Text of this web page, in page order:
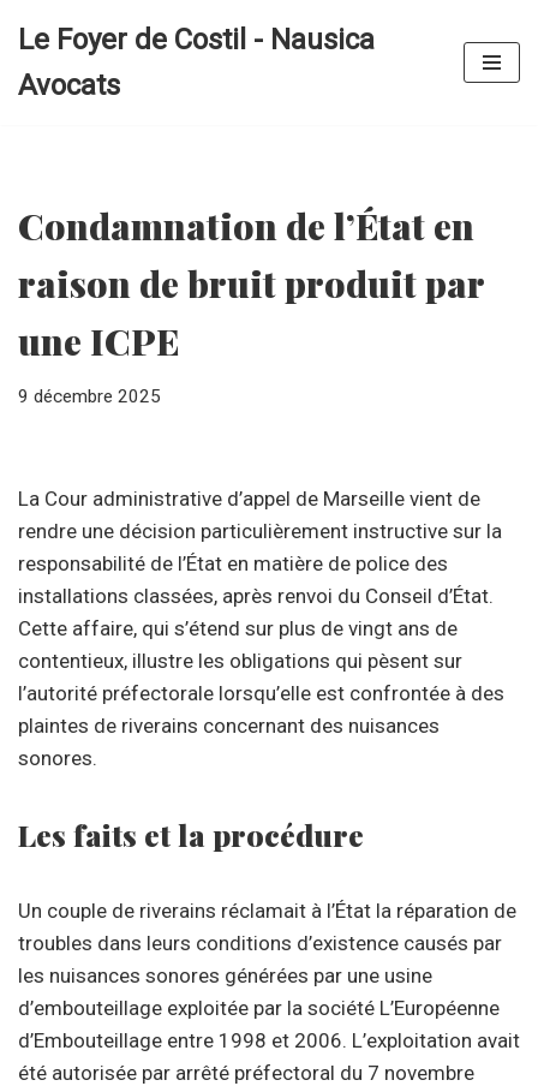
au
Le Foyer de Costil - Nausica
Avocats
Condamnation de l’État en
raison de bruit produit par
une ICPE
9 décembre 2025
La Cour administrative d’appel de Marseille vient de
rendre une décision particulièrement instructive sur la
responsabilité de l’État en matière de police des
installations classées, après renvoi du Conseil d’État.
Cette affaire, qui s’étend sur plus de vingt ans de
contentieux, illustre les obligations qui pèsent sur
l’autorité préfectorale lorsqu’elle est confrontée à des
plaintes de riverains concernant des nuisances
sonores.
Les faits et la procédure
Un couple de riverains réclamait à l’État la réparation de
troubles dans leurs conditions d’existence causés par
les nuisances sonores générées par une usine
d’embouteillage exploitée par la société L’Européenne
d’Embouteillage entre 1998 et 2006. L’exploitation avait
été autorisée par arrêté préfectoral du 7 novembre